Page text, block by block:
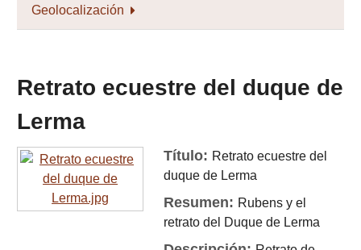
Geolocalización
Retrato ecuestre del duque de
Lerma
Título: Retrato ecuestre del
duque de Lerma
Resumen: Rubens y el
retrato del Duque de Lerma